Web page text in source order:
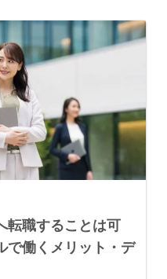
転職することは可
で働くメリット・デ